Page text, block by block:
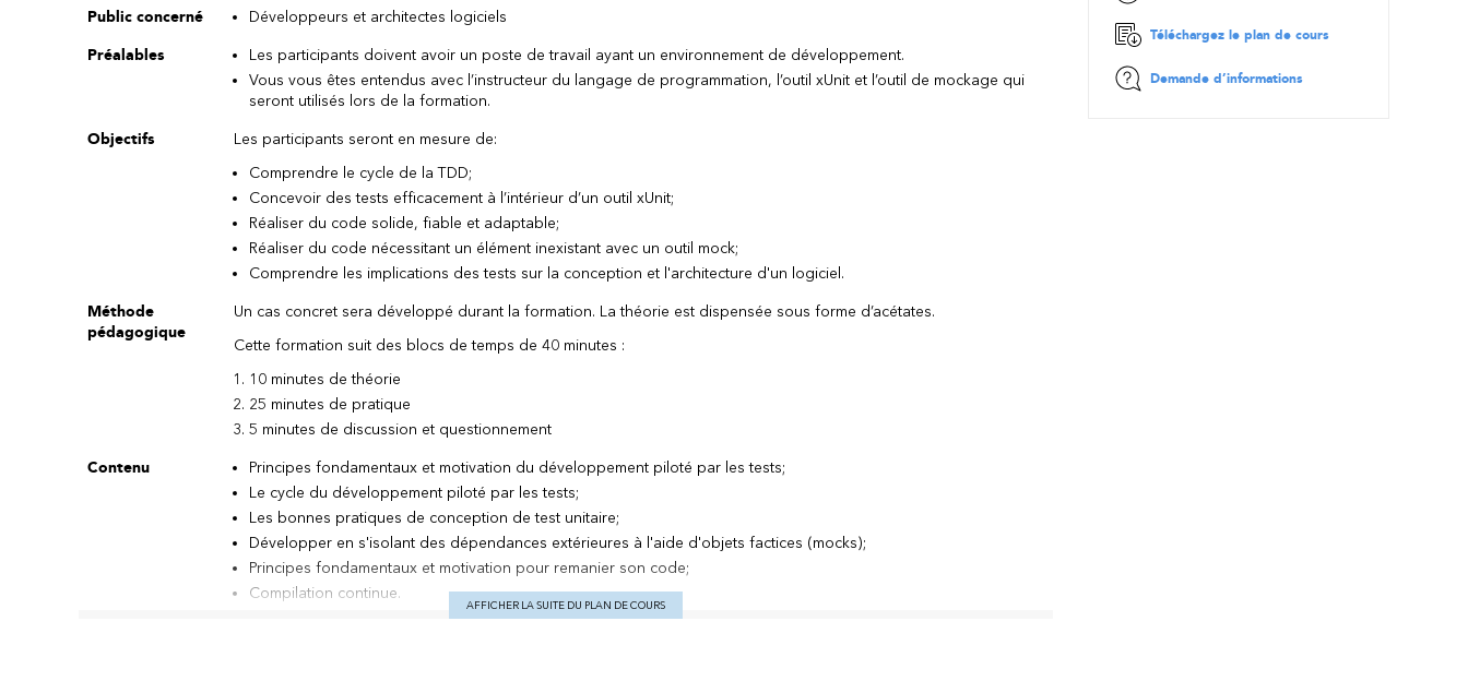
Public concerné Développeurs et architectes logiciels
Préalables
Les participants doivent avoir un poste de travail ayant un environnement de développement.
Vous vous êtes entendus avec l’instructeur du langage de programmation, l’outil xUnit et l’outil de mockage qui
seront utilisés lors de la formation.
Objectifs
Les participants seront en mesure de:
Comprendre le cycle de la TDD;
Concevoir des tests efficacement à l’intérieur d’un outil xUnit;
Réaliser du code solide, fiable et adaptable;
Réaliser du code nécessitant un élément inexistant avec un outil mock;
Comprendre les implications des tests sur la conception et l'architecture d'un logiciel.
Méthode
pédagogique
Un cas concret sera développé durant la formation. La théorie est dispensée sous forme d’acétates.
Cette formation suit des blocs de temps de 40 minutes :
10 minutes de théorie
25 minutes de pratique
5 minutes de discussion et questionnement
Contenu
Principes fondamentaux et motivation du développement piloté par les tests;
Le cycle du développement piloté par les tests;
Les bonnes pratiques de conception de test unitaire;
Développer en s'isolant des dépendances extérieures à l'aide d'objets factices (mocks);
Principes fondamentaux et motivation pour remanier son code;
Compilation continue.
AFFICHER LA SUITE DU PLAN DE COURS
Téléchargez le plan de cours
Demande d’informations